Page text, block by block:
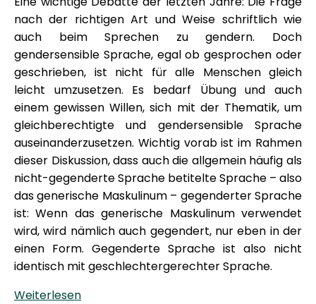
nach der richtigen Art und Weise schriftlich wie
auch beim Sprechen zu gendern. Doch
gendersensible Sprache, egal ob gesprochen oder
geschrieben, ist nicht für alle Menschen gleich
leicht umzusetzen. Es bedarf Übung und auch
einem gewissen Willen, sich mit der Thematik, um
gleichberechtigte und gendersensible Sprache
auseinanderzusetzen. Wichtig vorab ist im Rahmen
dieser Diskussion, dass auch die allgemein häufig als
nicht-gegenderte Sprache betitelte Sprache – also
das generische Maskulinum – gegenderter Sprache
ist: Wenn das generische Maskulinum verwendet
wird, wird nämlich auch gegendert, nur eben in der
einen Form. Gegenderte Sprache ist also nicht
identisch mit geschlechtergerechter Sprache.
Weiterlesen